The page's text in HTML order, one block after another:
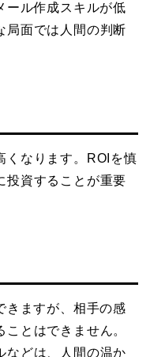
ール作成スキルが低
局面では人間の判断
くなります。ROIを慎
投資することが重要
きますが、相手の感
とはできません。
などは、人間の温か